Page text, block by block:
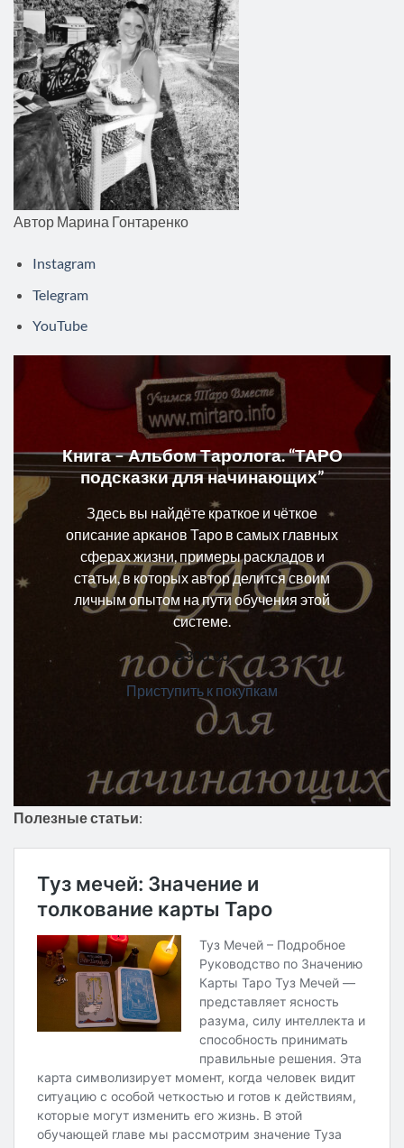
Автор Марина Гонтаренко
Instagram
Telegram
YouTube
Книга – Альбом Таролога. “ТАРО
подсказки для начинающих”
Здесь вы найдёте краткое и чёткое
описание арканов Таро в самых главных
сферах жизни, примеры раскладов и
статьи, в которых автор делится своим
личным опытом на пути обучения этой
системе.
₴300.00
Приступить к покупкам
Полезные статьи: